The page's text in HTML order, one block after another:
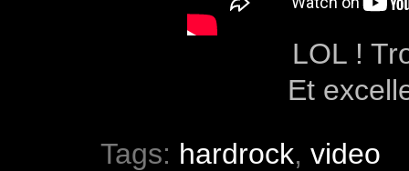
LOL !
Et
Tags: hardrock, video